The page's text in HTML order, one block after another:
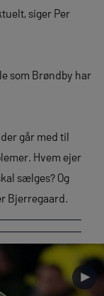
siger Per
som Brøndby har
går med til
Hvem ejer
sælges? Og
Bjerregaard.
►